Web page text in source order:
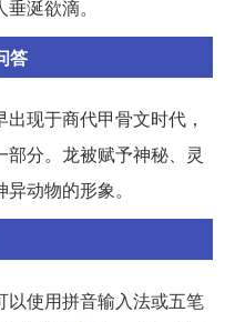
涎欲滴。
答
现于商代甲骨文时代，
分。龙被赋予神秘、灵
动物的形象。
以使用拼音输入法或五笔